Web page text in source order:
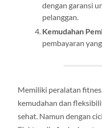
dengan garansi
pelanggan.
Kemudahan
pembayaran
Memiliki peralatan
kemudahan dan
sehat. Namun dengan